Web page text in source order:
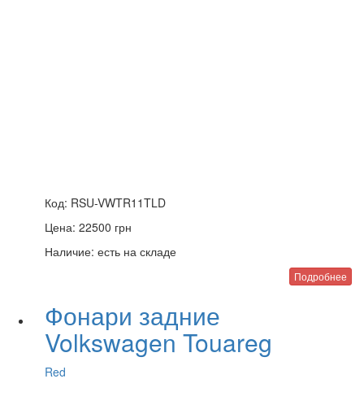
Код: RSU-VWTR11TLD
Цена: 22500 грн
Наличие: есть на складе
Подробнее
Фонари задние
Volkswagen Touareg
Red